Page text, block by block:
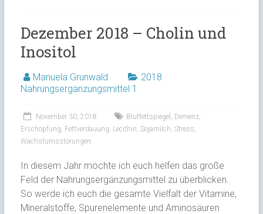
Dezember 2018 – Cholin und
Inositol
Manuela Grunwald
2018
Nahrungsergänzungsmittel 1
November 30, 2018 Blutfettspiegel Demenz,
Erschöpfung Fettverdauung Lecithin Sojamilch Stress
Wachstumsstörungen
In diesem Jahr möchte ich euch helfen das große
Feld der Nahrungsergänzungsmittel zu überblicken.
So werde ich euch die gesamte Vielfalt der Vitamine,
Mineralstoffe, Spurenelemente und Aminosäuren